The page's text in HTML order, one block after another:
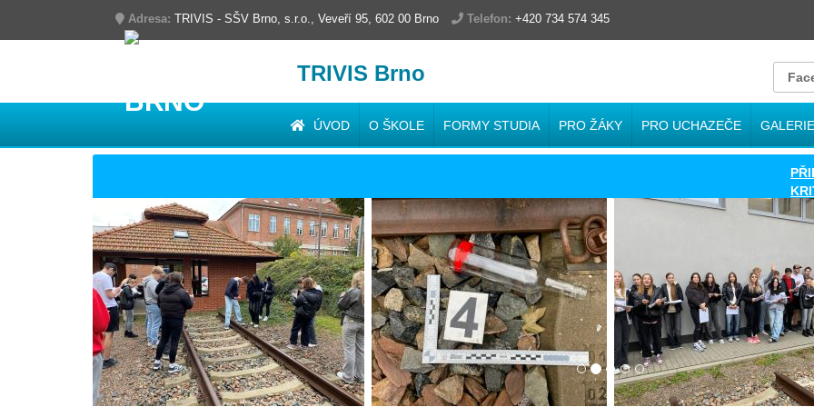
Adresa: TRIVIS - SŠV Brno, s.r.o., Veveří 95, 602 00 Brno Telefon: +420 734 574 345
TRIVIS Brno
ÚVOD O ŠKOLE FORMY STUDIA PRO ŽÁKY PRO UCHAZEČE GALERIE